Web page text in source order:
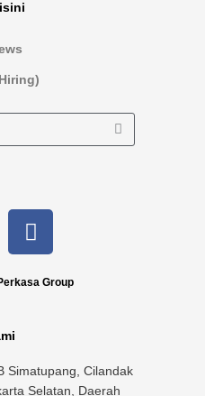
F
a
e
k
Group
Simatupang, Cilandak
Selatan, Daerah